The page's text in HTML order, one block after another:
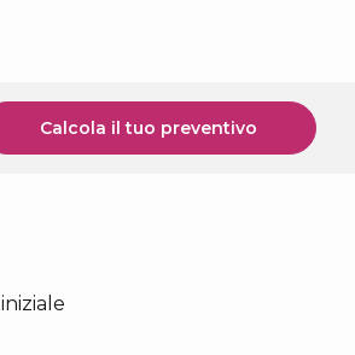
Calcola il tuo preventivo
iniziale